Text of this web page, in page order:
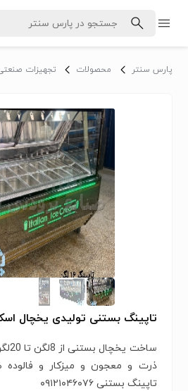
پارس سنتر محصولات تجهیزات
تاپینگ بستنی تولیدی یخچال
ذرت و معجون و میزکار و
تاپینگ بستنی ۰۹۱۲۱۰۴۶۰۷۶